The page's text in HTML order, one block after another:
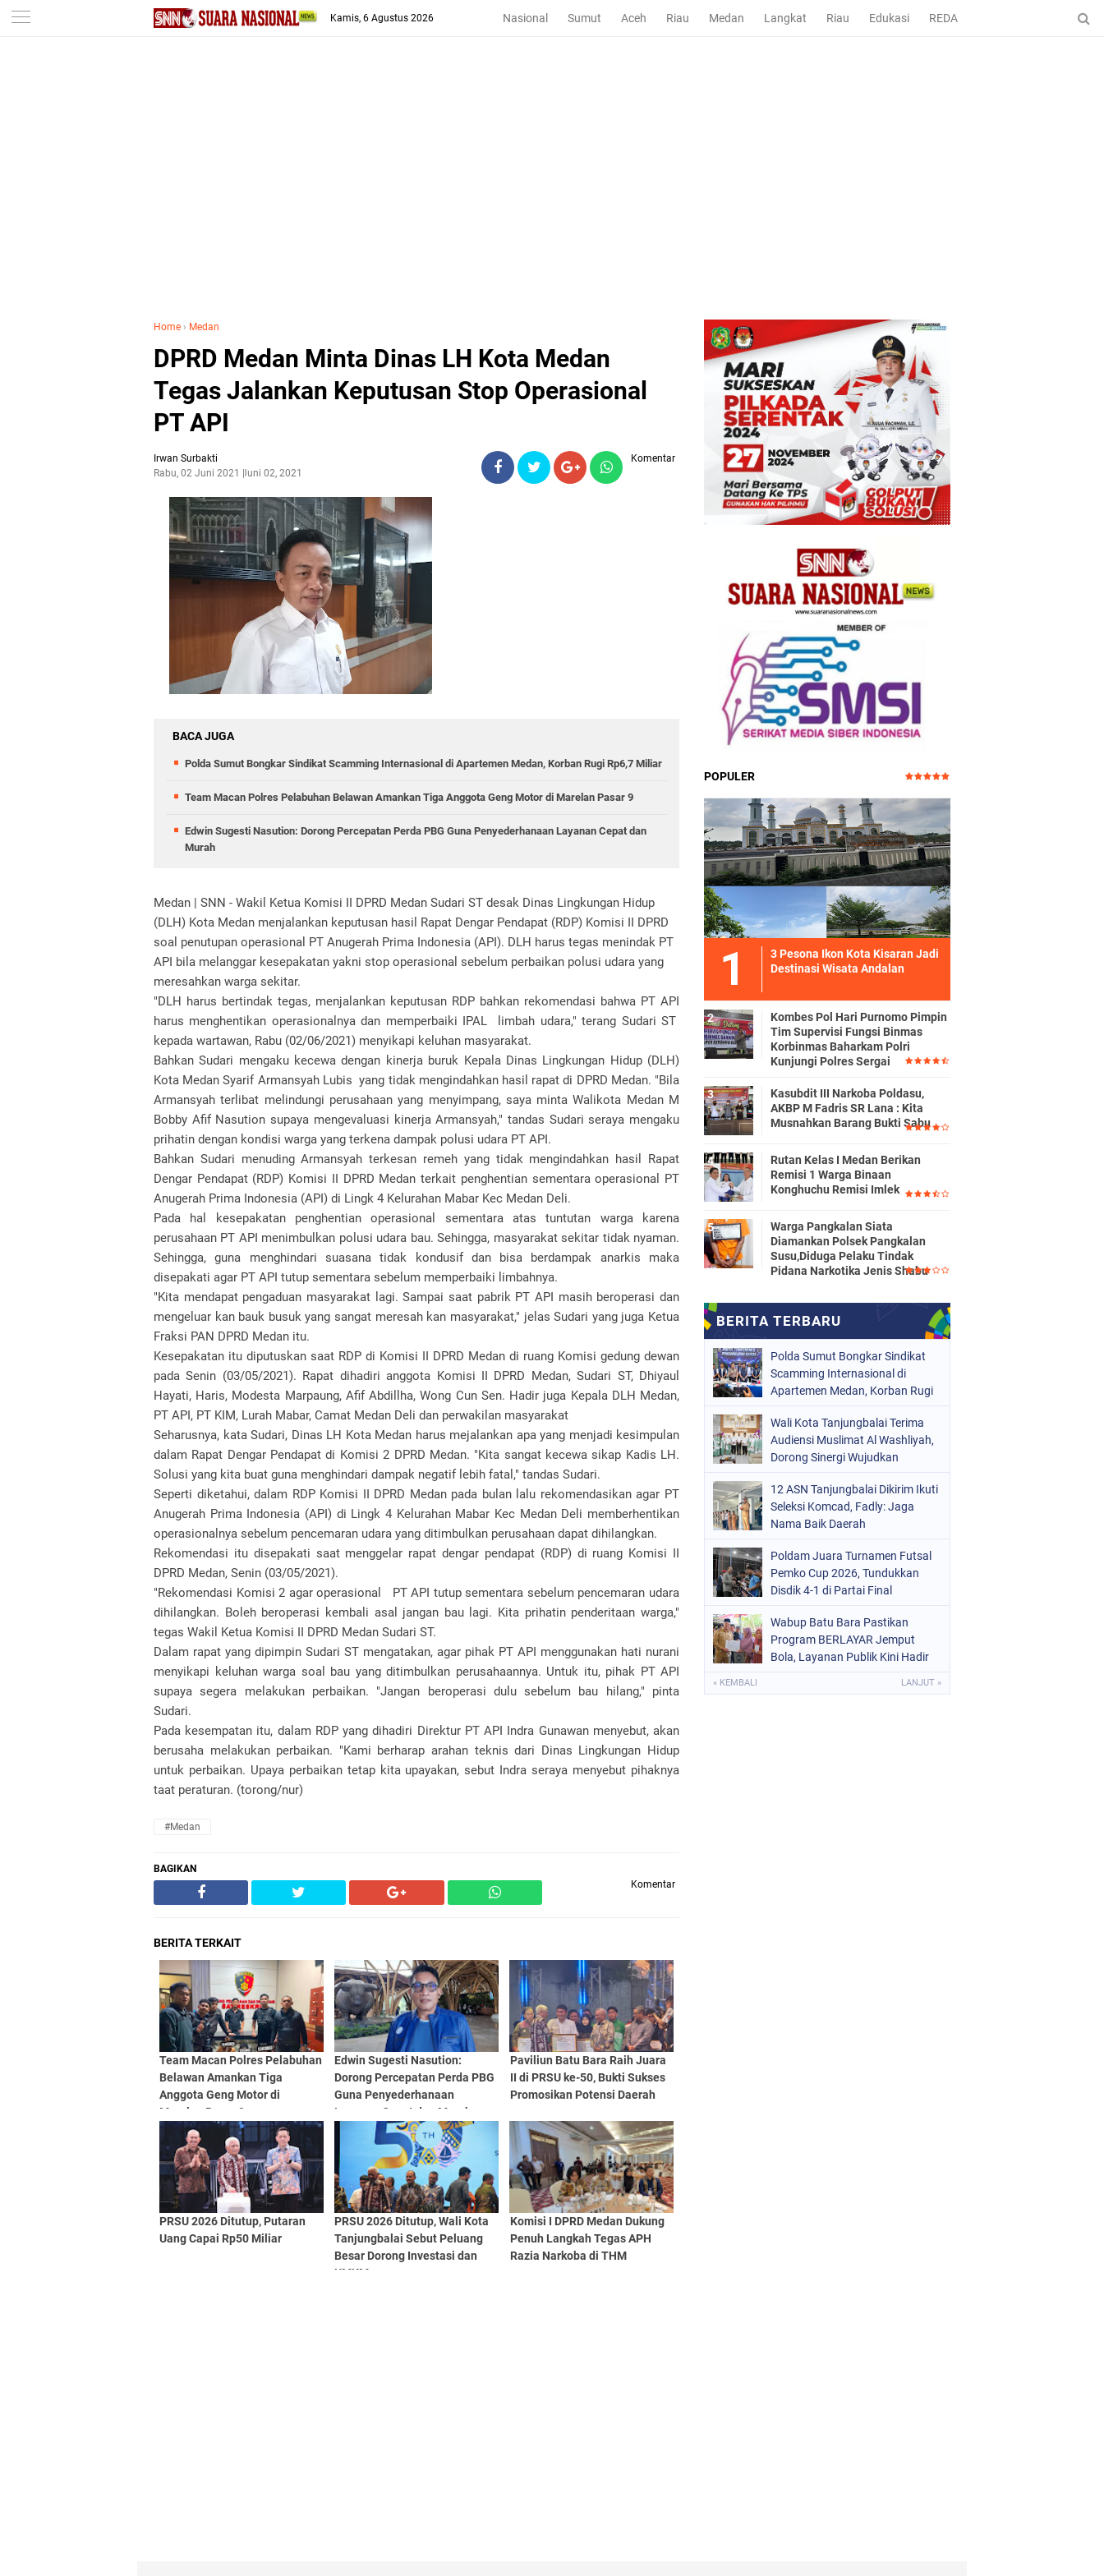
-->
Kamis, 6 Agustus 2026 Nasional Sumut Aceh Riau Medan Langkat Riau Edukasi REDAKSI
Home › Medan
DPRD Medan Minta Dinas LH Kota Medan
Tegas Jalankan Keputusan Stop Operasional
PT API
Irwan Surbakti
Rabu, 02 Juni 2021
Juni 02, 2021
Komentar
BACA JUGA
Polda Sumut Bongkar Sindikat Scamming Internasional di Apartemen Medan, Korban Rugi Rp6,7 Miliar
Team Macan Polres Pelabuhan Belawan Amankan Tiga Anggota Geng Motor di Marelan Pasar 9
Edwin Sugesti Nasution: Dorong Percepatan Perda PBG Guna Penyederhanaan Layanan Cepat dan
Murah
Medan | SNN - Wakil Ketua Komisi II DPRD Medan Sudari ST desak Dinas Lingkungan Hidup
(DLH) Kota Medan menjalankan keputusan hasil Rapat Dengar Pendapat (RDP) Komisi II DPRD
soal penutupan operasional PT Anugerah Prima Indonesia (API). DLH harus tegas menindak PT
API bila melanggar kesepakatan yakni stop operasional sebelum perbaikan polusi udara yang
meresahkan warga sekitar.
"DLH harus bertindak tegas, menjalankan keputusan RDP bahkan rekomendasi bahwa PT API
harus menghentikan operasionalnya dan memperbaiki IPAL limbah udara," terang Sudari ST
kepada wartawan, Rabu (02/06/2021) menyikapi keluhan masyarakat.
Bahkan Sudari mengaku kecewa dengan kinerja buruk Kepala Dinas Lingkungan Hidup (DLH)
Kota Medan Syarif Armansyah Lubis yang tidak mengindahkan hasil rapat di DPRD Medan. "Bila
Armansyah terlibat melindungi perusahaan yang menyimpang, saya minta Walikota Medan M
Bobby Afif Nasution supaya mengevaluasi kinerja Armansyah," tandas Sudari seraya mengaku
prihatin dengan kondisi warga yang terkena dampak polusi udara PT API.
Bahkan Sudari menuding Armansyah terkesan remeh yang tidak mengindahkan hasil Rapat
Dengar Pendapat (RDP) Komisi II DPRD Medan terkait penghentian sementara operasional PT
Anugerah Prima Indonesia (API) di Lingk 4 Kelurahan Mabar Kec Medan Deli.
Pada hal kesepakatan penghentian operasional sementara atas tuntutan warga karena
perusahaan PT API menimbulkan polusi udara bau. Sehingga, masyarakat sekitar tidak nyaman.
Sehingga, guna menghindari suasana tidak kondusif dan bisa berdampak anarkis maka
disepakati agar PT API tutup sementara sebelum memperbaiki limbahnya.
"Kita mendapat pengaduan masyarakat lagi. Sampai saat pabrik PT API masih beroperasi dan
mengeluar kan bauk busuk yang sangat meresah kan masyarakat," jelas Sudari yang juga Ketua
Fraksi PAN DPRD Medan itu.
Kesepakatan itu diputuskan saat RDP di Komisi II DPRD Medan di ruang Komisi gedung dewan
pada Senin (03/05/2021). Rapat dihadiri anggota Komisi II DPRD Medan, Sudari ST, Dhiyaul
Hayati, Haris, Modesta Marpaung, Afif Abdillha, Wong Cun Sen. Hadir juga Kepala DLH Medan,
PT API, PT KIM, Lurah Mabar, Camat Medan Deli dan perwakilan masyarakat
Seharusnya, kata Sudari, Dinas LH Kota Medan harus mejalankan apa yang menjadi kesimpulan
dalam Rapat Dengar Pendapat di Komisi 2 DPRD Medan. "Kita sangat kecewa sikap Kadis LH.
Solusi yang kita buat guna menghindari dampak negatif lebih fatal," tandas Sudari.
Seperti diketahui, dalam RDP Komisi II DPRD Medan pada bulan lalu rekomendasikan agar PT
Anugerah Prima Indonesia (API) di Lingk 4 Kelurahan Mabar Kec Medan Deli memberhentikan
operasionalnya sebelum pencemaran udara yang ditimbulkan perusahaan dapat dihilangkan.
Rekomendasi itu disepakati saat menggelar rapat dengar pendapat (RDP) di ruang Komisi II
DPRD Medan, Senin (03/05/2021).
"Rekomendasi Komisi 2 agar operasional PT API tutup sementara sebelum pencemaran udara
dihilangkan. Boleh beroperasi kembali asal jangan bau lagi. Kita prihatin penderitaan warga,"
tegas Wakil Ketua Komisi II DPRD Medan Sudari ST.
Dalam rapat yang dipimpin Sudari ST mengatakan, agar pihak PT API menggunakan hati nurani
menyikapi keluhan warga soal bau yang ditimbulkan perusahaannya. Untuk itu, pihak PT API
supaya segera melakukan perbaikan. "Jangan beroperasi dulu sebelum bau hilang," pinta
Sudari.
Pada kesempatan itu, dalam RDP yang dihadiri Direktur PT API Indra Gunawan menyebut, akan
berusaha melakukan perbaikan. "Kami berharap arahan teknis dari Dinas Lingkungan Hidup
untuk perbaikan. Upaya perbaikan tetap kita upayakan, sebut Indra seraya menyebut pihaknya
taat peraturan. (torong/nur)
#Medan
BAGIKAN
Komentar
BERITA TERKAIT
Team Macan Polres Pelabuhan
Belawan Amankan Tiga
Anggota Geng Motor di
Marelan Pasar 9
Edwin Sugesti Nasution:
Dorong Percepatan Perda PBG
Guna Penyederhanaan
Layanan Cepat dan Murah
Paviliun Batu Bara Raih Juara
II di PRSU ke-50, Bukti Sukses
Promosikan Potensi Daerah
PRSU 2026 Ditutup, Putaran
Uang Capai Rp50 Miliar
PRSU 2026 Ditutup, Wali Kota
Tanjungbalai Sebut Peluang
Besar Dorong Investasi dan
UMKM
Komisi I DPRD Medan Dukung
Penuh Langkah Tegas APH
Razia Narkoba di THM
POPULER
3 Pesona Ikon Kota Kisaran Jadi
Destinasi Wisata Andalan
Kombes Pol Hari Purnomo Pimpin
Tim Supervisi Fungsi Binmas
Korbinmas Baharkam Polri
Kunjungi Polres Sergai
Kasubdit III Narkoba Poldasu,
AKBP M Fadris SR Lana : Kita
Musnahkan Barang Bukti Sabu
Rutan Kelas I Medan Berikan
Remisi 1 Warga Binaan
Konghuchu Remisi Imlek
Warga Pangkalan Siata
Diamankan Polsek Pangkalan
Susu,Diduga Pelaku Tindak
Pidana Narkotika Jenis Shabu
Polda Sumut Bongkar Sindikat
Scamming Internasional di
Apartemen Medan, Korban Rugi
Wali Kota Tanjungbalai Terima
Audiensi Muslimat Al Washliyah,
Dorong Sinergi Wujudkan
12 ASN Tanjungbalai Dikirim Ikuti
Seleksi Komcad, Fadly: Jaga
Nama Baik Daerah
Poldam Juara Turnamen Futsal
Pemko Cup 2026, Tundukkan
Disdik 4-1 di Partai Final
Wabup Batu Bara Pastikan
Program BERLAYAR Jemput
Bola, Layanan Publik Kini Hadir
« KEMBALI LANJUT »